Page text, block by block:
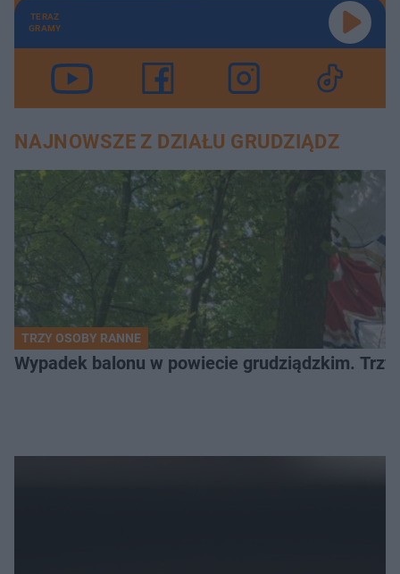
TERAZ
GRAMY
NAJNOWSZE Z DZIAŁU GRUDZIĄDZ
TRZY OSOBY RANNE
Wypadek balonu w powiecie grudziądzkim.